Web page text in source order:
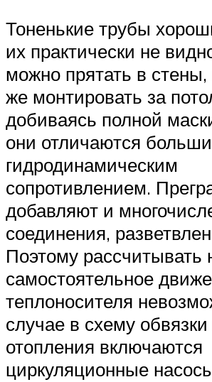
Тоненькие трубы
их практически не
можно прятать в
же монтировать за
добиваясь полной
они отличаются
гидродинамическим
сопротивлением.
добавляют и
соединения,
Поэтому рассчитывать
самостоятельное
теплоносителя
случае в схему обвязки
отопления включаются
циркуляционные